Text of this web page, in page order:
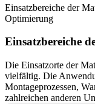
Einsatzbereiche der
Optimierung
Einsatzbereiche
Die Einsatzorte der
vielfältig. Die
Montageprozessen,
zahlreichen anderen